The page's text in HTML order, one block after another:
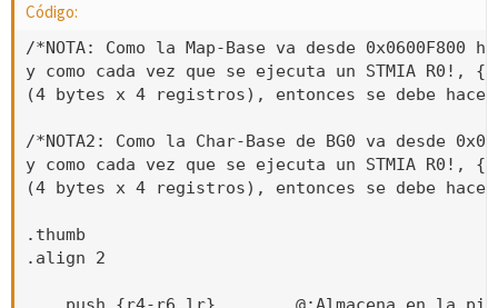
Código:
/*NOTA: Como la Map-Base va desde
y como cada vez que se ejecuta un STMIA R0!,
(4 bytes x 4 registros), entonces se debe
/*NOTA2: Como la Char-Base de BG0 va desde
y como cada vez que se ejecuta un STMIA R0!,
(4 bytes x 4 registros), entonces se debe
.thumb
.align 2